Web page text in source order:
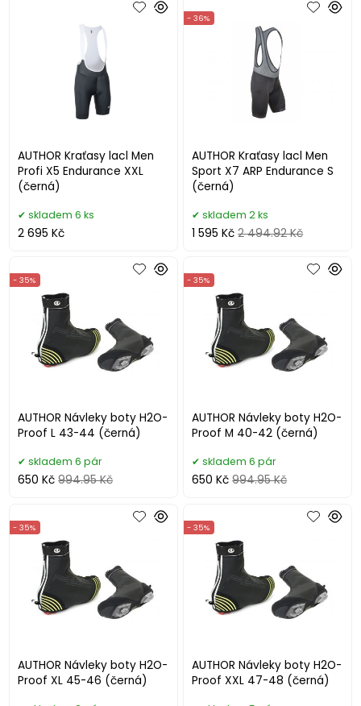
AUTHOR Kraťasy lacl Men
Profi X5 Endurance XXL
(černá)
skladem 6 ks
2 695 Kč
AUTHOR Kraťasy lacl Men
Sport X7 ARP Endurance S
(černá)
- 36%
skladem 2 ks
1 595 Kč 2 494.92 Kč
AUTHOR Návleky boty H2O-
Proof L 43-44 (černá)
- 35%
skladem 6 pár
650 Kč 994.95 Kč
AUTHOR Návleky boty H2O-
Proof M 40-42 (černá)
- 35%
skladem 6 pár
650 Kč 994.95 Kč
AUTHOR Návleky boty H2O-
Proof XL 45-46 (černá)
- 35%
AUTHOR Návleky boty H2O-
Proof XXL 47-48 (černá)
- 35%